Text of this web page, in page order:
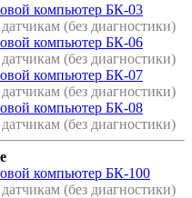
компьютер БК-03
(без диагностики)
компьютер БК-06
(без диагностики)
компьютер БК-07
(без диагностики)
компьютер БК-08
(без диагностики)
компьютер БК-100
(без диагностики)